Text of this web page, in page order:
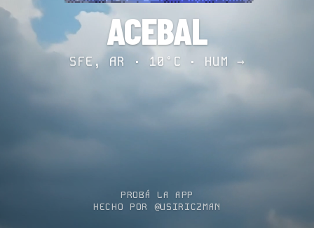
ACEBAL
SFE, AR · 10°C · HUM →
PROBÁ LA APP
HECHO POR @USIRICZMAN